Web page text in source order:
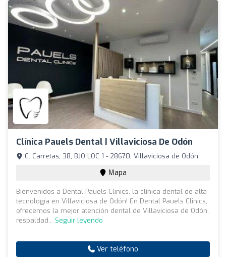
Clínica Pauels Dental | Villaviciosa De Odón
C. Carretas, 38, BJO LOC 1 - 28670, Villaviciosa de Odón
Mapa
Bienvenidos a Dental Pauels Clinics, la clínica dental de alta
tecnología en Villaviciosa de Odón! En Dental Pauels Clinics,
ofrecemos la mejor atención dental de Villaviciosa de Odón,
respaldad... Seguir leyendo
Ver teléfono